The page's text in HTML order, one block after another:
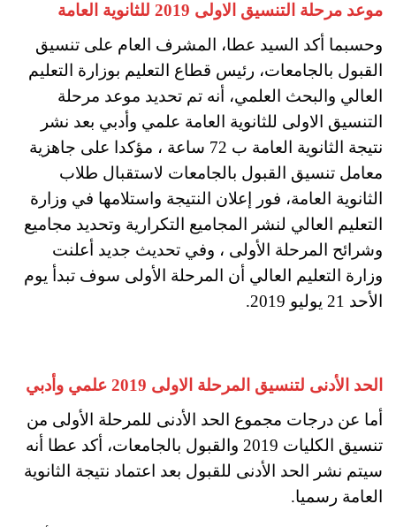
موعد مرحلة التنسيق الاولى 2019 للثانوية العامة
وحسبما أكد السيد عطا، المشرف العام على تنسيق
القبول بالجامعات، رئيس قطاع التعليم بوزارة التعليم
العالي والبحث العلمي، أنه تم تحديد موعد مرحلة
التنسيق الاولى للثانوية العامة علمي وأدبي بعد نشر
نتيجة الثانوية العامة ب 72 ساعة ، مؤكدا على جاهزية
معامل تنسيق القبول بالجامعات لاستقبال طلاب
الثانوية العامة، فور إعلان النتيجة واستلامها في وزارة
التعليم العالي لنشر المجاميع التكرارية وتحديد مجاميع
وشرائح المرحلة الأولى ، وفي تحديث جديد أعلنت
وزارة التعليم العالي أن المرحلة الأولى سوف تبدأ يوم
الأحد 21 يوليو 2019.
الحد الأدنى لتنسيق المرحلة الاولى 2019 علمي وأدبي
أما عن درجات مجموع الحد الأدنى للمرحلة الأولى من
تنسيق الكليات 2019 والقبول بالجامعات، أكد عطا أنه
سيتم نشر الحد الأدنى للقبول بعد اعتماد نتيجة الثانوية
العامة رسميا.